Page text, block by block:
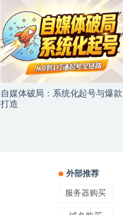
自媒体破局：系统化起号与爆款
打造
外部推荐
服务器购买